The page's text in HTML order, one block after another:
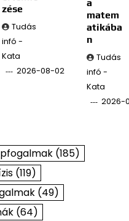
zése
Tudás
infó -
Kata
2026-08-02
a
matem
atikába
n
Tudás
infó -
Kata
2026-
(185)
(119)
(49)
(64)